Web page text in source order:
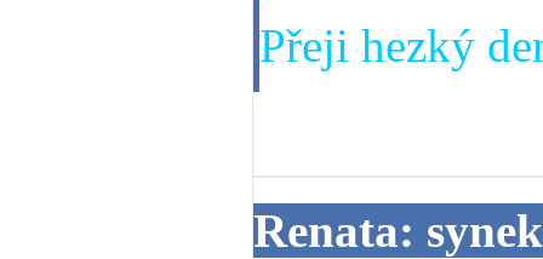
Přeji hezký
Renata: synek